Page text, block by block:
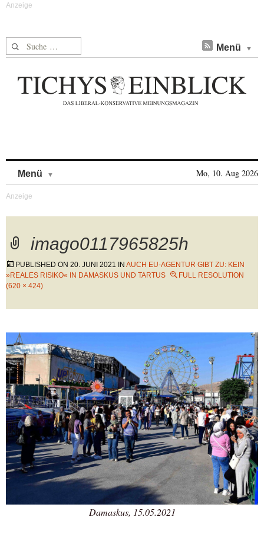
Suche nach: Menü
Menü Mo, 10. Aug 2026
imago0117965825h
PUBLISHED ON 20. JUNI 2021 IN AUCH EU-AGENTUR GIBT ZU: KEIN
»REALES RISIKO« IN DAMASKUS UND TARTUS
FULL RESOLUTION
(620 × 424)
Damaskus, 15.05.2021